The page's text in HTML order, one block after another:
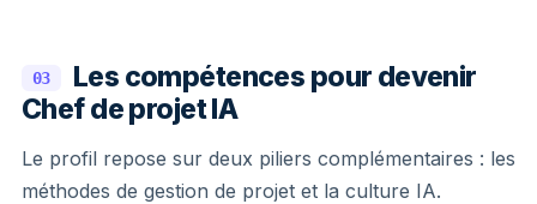
03
Les compétences pour devenir
Chef de projet IA
Le profil repose sur deux piliers complémentaires : les
méthodes de gestion de projet et la culture IA.